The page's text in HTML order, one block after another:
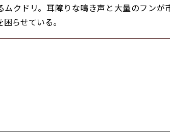
ムクドリ。耳障りな鳴き声と大量のフンが
困らせている。